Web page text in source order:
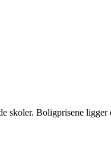
skoler. Boligprisene